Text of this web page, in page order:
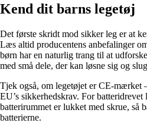
Kend dit barns legetøj
Det første skridt mod sikker leg er at
Læs altid producentens anbefalinger
børn har en naturlig trang til at
med små dele, der kan løsne sig og
Tjek også, om legetøjet er CE-mærket
EU’s sikkerhedskrav. For
batterirummet er lukket med skrue, så
batterierne.